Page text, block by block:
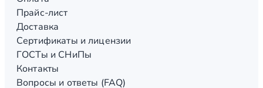
Прайс-лист
Доставка
Сертификаты и лицензии
ГОСТы и СНиПы
Контакты
Вопросы и ответы (FAQ)